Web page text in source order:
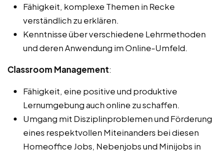
Fähigkeit, komplexe Themen in Recke
verständlich zu erklären.
Kenntnisse über verschiedene Lehrmethoden
und deren Anwendung im Online-Umfeld.
Classroom Management:
Fähigkeit, eine positive und produktive
Lernumgebung auch online zu schaffen.
Umgang mit Disziplinproblemen und Förderung
eines respektvollen Miteinanders bei diesen
Homeoffice Jobs, Nebenjobs und Minijobs in